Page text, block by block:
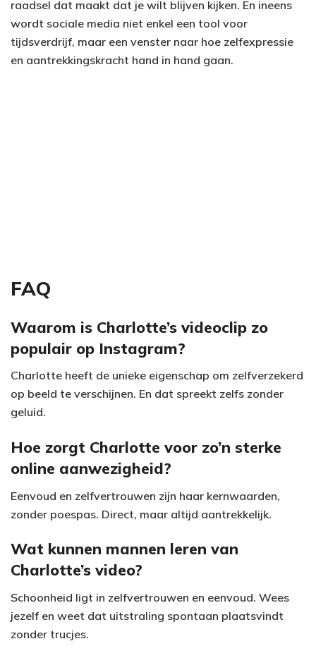
raadsel dat maakt dat je wilt blijven kijken. En ineens
wordt sociale media niet enkel een tool voor
tijdsverdrijf, maar een venster naar hoe zelfexpressie
en aantrekkingskracht hand in hand gaan.
FAQ
Waarom is Charlotte’s videoclip zo
populair op Instagram?
Charlotte heeft de unieke eigenschap om zelfverzekerd
op beeld te verschijnen. En dat spreekt zelfs zonder
geluid.
Hoe zorgt Charlotte voor zo’n sterke
online aanwezigheid?
Eenvoud en zelfvertrouwen zijn haar kernwaarden,
zonder poespas. Direct, maar altijd aantrekkelijk.
Wat kunnen mannen leren van
Charlotte’s video?
Schoonheid ligt in zelfvertrouwen en eenvoud. Wees
jezelf en weet dat uitstraling spontaan plaatsvindt
zonder trucjes.